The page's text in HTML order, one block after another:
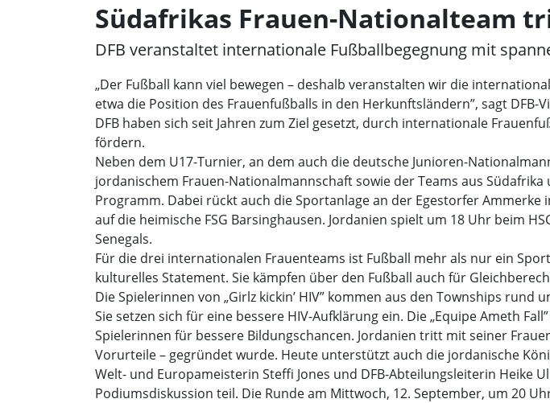
Südafrikas Frauen-Nationalteam
DFB veranstaltet internationale Fußballbegegnung mit
„Der Fußball kann viel bewegen – deshalb veranstalten wir die
etwa die Position des Frauenfußballs in den Herkunftsländern”, sagt
DFB haben sich seit Jahren zum Ziel gesetzt, durch internationale
fördern.
Neben dem U17-Turnier, an dem auch die deutsche Junioren-
jordanischem Frauen-Nationalmannschaft sowie der Teams aus
Programm. Dabei rückt auch die Sportanlage an der Egestorfer
auf die heimische FSG Barsinghausen. Jordanien spielt um 18 Uhr beim
Senegals.
Für die drei internationalen Frauenteams ist Fußball mehr als nur ein
kulturelles Statement. Sie kämpfen über den Fußball auch für
Die Spielerinnen von „Girlz kickin’ HIV” kommen aus den Townships rund
Sie setzen sich für eine bessere HIV-Aufklärung ein. Die „Equipe Ameth
Spielerinnen für bessere Bildungschancen. Jordanien tritt mit seiner
Vorurteile – gegründet wurde. Heute unterstützt auch die jordanische
Welt- und Europameisterin Steffi Jones und DFB-Abteilungsleiterin Heike
Podiumsdiskussion teil. Die Runde am Mittwoch, 12. September, um 20